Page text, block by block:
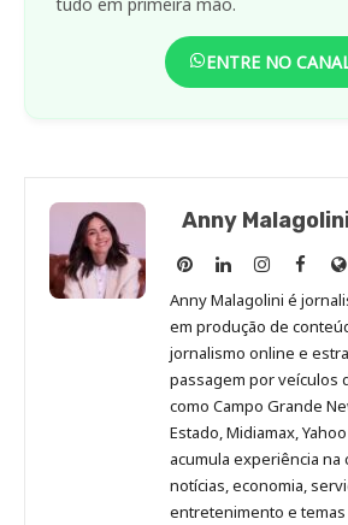
ENTRE NO
Anny
Anny
Malagolini
no
Pinterest
Anny
Malagolini
no
LinkedIn
Anny
no
Anny
no
Anny Malagolini é
em produção de
jornalismo online e
passagem por veículos
como Campo Grande
Estado, Midiamax,
acumula experiência na
notícias, economia,
entretenimento e